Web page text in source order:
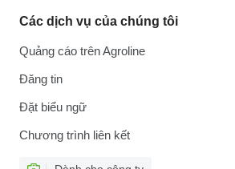
Các dịch vụ của chúng tôi
Quảng cáo trên Agroline
Đăng tin
Đặt biểu ngữ
Chương trình liên kết